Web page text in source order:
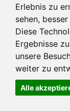
Erlebnis zu
sehen,
Diese
Ergebnisse
unsere
weiter zu
Alle